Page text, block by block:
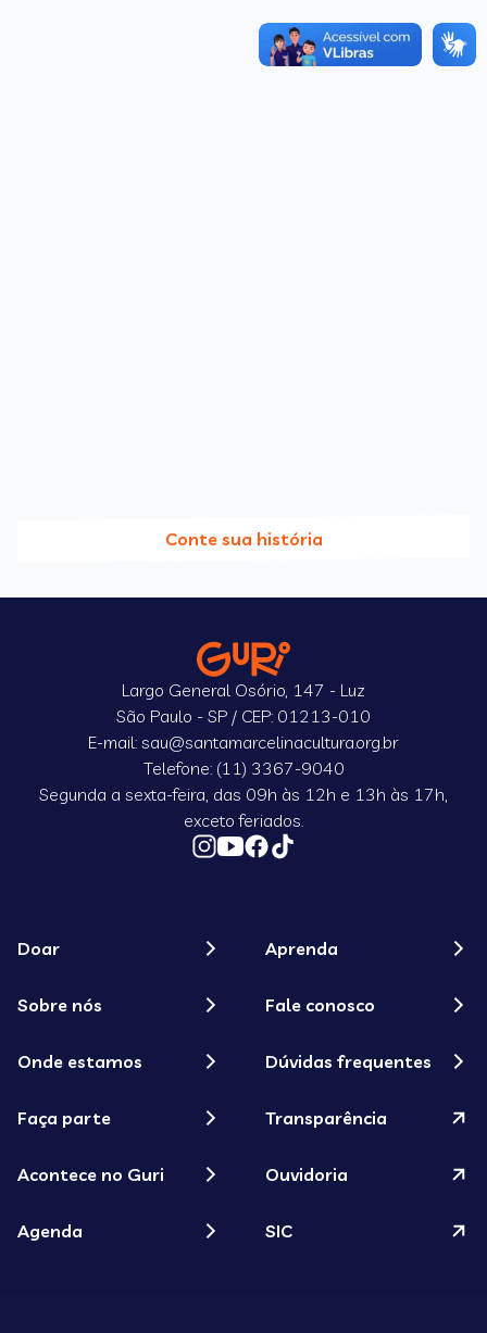
Conte sua história
Largo General Osório, 147 - Luz
São Paulo - SP / CEP: 01213-010
E-mail: sau@santamarcelinacultura.org.br
Telefone: (11) 3367-9040
Segunda a sexta-feira, das 09h às 12h e 13h às 17h,
exceto feriados.
Doar
Sobre nós
Onde estamos
Faça parte
Acontece no Guri
Agenda
Aprenda
Fale conosco
Dúvidas frequentes
Transparência
Ouvidoria
SIC